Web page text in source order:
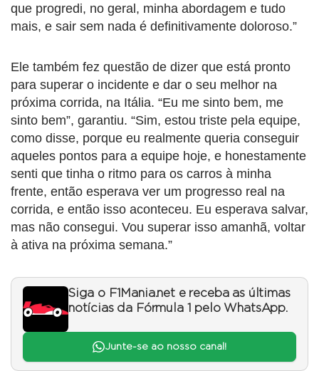
que progredi, no geral, minha abordagem e tudo
mais, e sair sem nada é definitivamente doloroso.”
Ele também fez questão de dizer que está pronto
para superar o incidente e dar o seu melhor na
próxima corrida, na Itália. “Eu me sinto bem, me
sinto bem”, garantiu. “Sim, estou triste pela equipe,
como disse, porque eu realmente queria conseguir
aqueles pontos para a equipe hoje, e honestamente
senti que tinha o ritmo para os carros à minha
frente, então esperava ver um progresso real na
corrida, e então isso aconteceu. Eu esperava salvar,
mas não consegui. Vou superar isso amanhã, voltar
à ativa na próxima semana.”
Siga o F1Mania.net e receba as últimas
notícias da Fórmula 1 pelo WhatsApp.
Junte-se ao nosso canal!